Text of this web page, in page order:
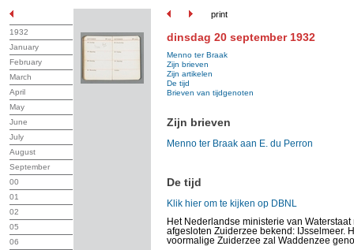
print
1932
January
February
March
April
May
June
July
August
September
00
01
02
05
06
dinsdag 20 september 1932
Menno ter Braak
Zijn brieven
Zijn artikelen
De tijd
Brieven van tijdgenoten
Zijn brieven
Menno ter Braak aan E. du Perron
De tijd
Klik hier om te kijken op DBNL
Het Nederlandse ministerie van
afgesloten Zuiderzee bekend: IJsselmeer.
voormalige Zuiderzee zal Waddenzee